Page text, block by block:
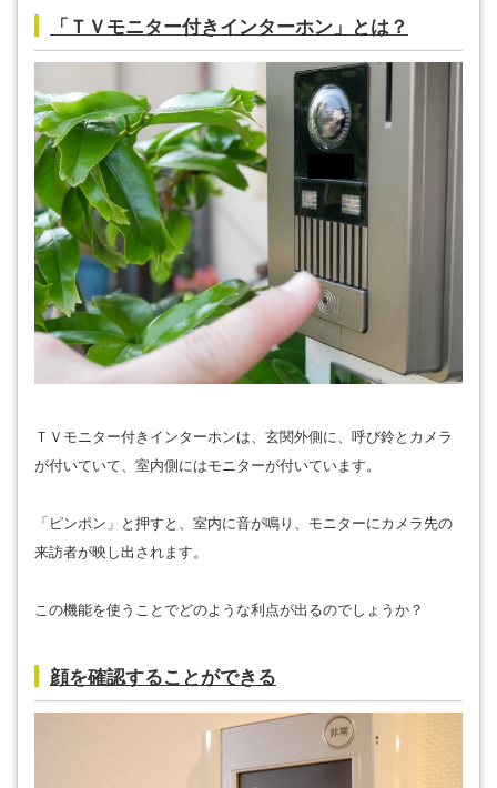
「ＴＶモニター付きインターホン」とは？
ＴＶモニター付きインターホンは、玄関外側に、呼び鈴とカメラ
が付いていて、室内側にはモニターが付いています。
「ピンポン」と押すと、室内に音が鳴り、モニターにカメラ先の
来訪者が映し出されます。
この機能を使うことでどのような利点が出るのでしょうか？
顔を確認することができる